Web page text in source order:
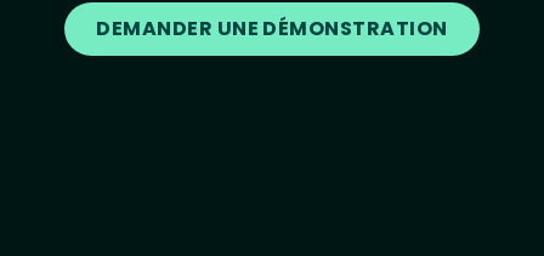
DEMANDER UNE DÉMONSTRATION